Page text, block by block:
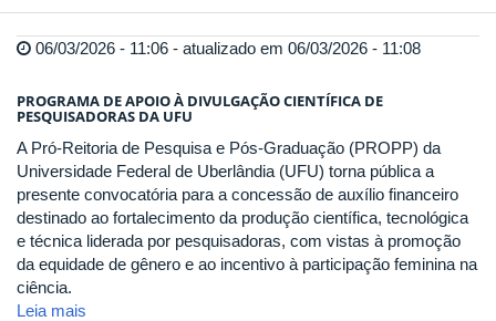
06/03/2026 - 11:06 - atualizado em 06/03/2026 - 11:08
PROGRAMA DE APOIO À DIVULGAÇÃO CIENTÍFICA DE
PESQUISADORAS DA UFU
A Pró-Reitoria de Pesquisa e Pós-Graduação (PROPP) da
Universidade Federal de Uberlândia (UFU) torna pública a
presente convocatória para a concessão de auxílio financeiro
destinado ao fortalecimento da produção científica, tecnológica
e técnica liderada por pesquisadoras, com vistas à promoção
da equidade de gênero e ao incentivo à participação feminina na
ciência.
Leia mais